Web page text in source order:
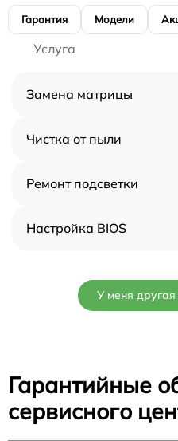
Гарантия Модели
Услуга
Замена матрицы
Чистка от пыли
Ремонт подсветки
Настройка BIOS
У меня другая
Гарантийные
сервисного